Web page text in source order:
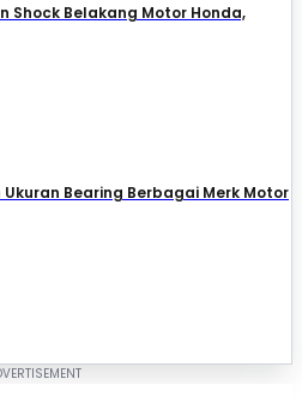
Shock Belakang Motor Honda,
Ukuran Bearing Berbagai Merk Motor